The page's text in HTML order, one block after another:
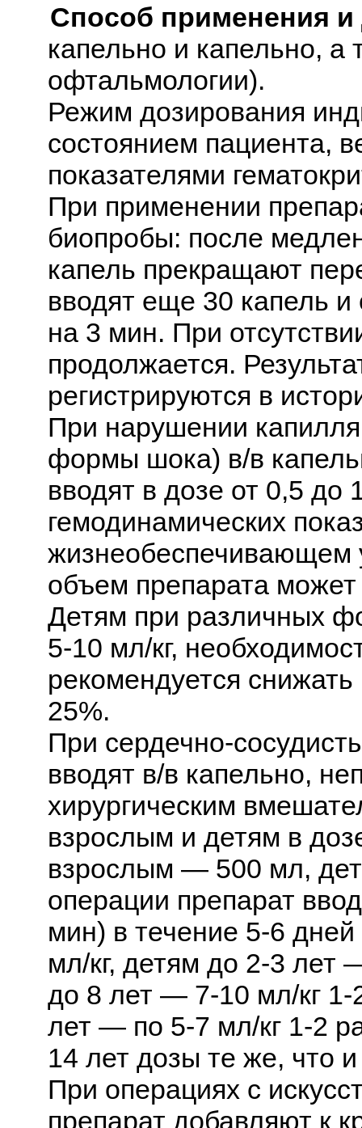
Способ применения
капельно и капельно, а
офтальмологии).
Режим дозирования
состоянием пациента,
показателями
При применении
биопробы: после
капель прекращают
вводят еще 30 капель
на 3 мин. При
продолжается.
регистрируются в
При нарушении
формы шока) в/в
вводят в дозе от 0,5 до
гемодинамических
жизнеобеспечивающем
объем препарата
Детям при различных
5-10 мл/кг,
рекомендуется
25%.
При сердечно-
вводят в/в капельно,
хирургическим
взрослым и детям в
взрослым — 500 мл,
операции препарат
мин) в течение 5-6
мл/кг, детям до 2-3 лет
до 8 лет — 7-10 мл/кг 1-
лет — по 5-7 мл/кг 1-2
14 лет дозы те же, что
При операциях с
препарат добавляют к